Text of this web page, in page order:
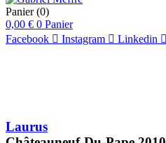
Panier (0)
0,00 € 0 Panier
Facebook
Instagram Linkedin
Laurus